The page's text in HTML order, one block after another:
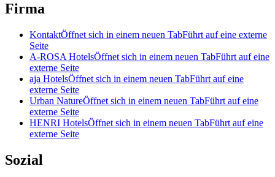
Firma
KontaktÖffnet sich in einem neuen TabFührt auf eine externe
Seite
A-ROSA HotelsÖffnet sich in einem neuen TabFührt auf eine
externe Seite
aja HotelsÖffnet sich in einem neuen TabFührt auf eine
externe Seite
Urban NatureÖffnet sich in einem neuen TabFührt auf eine
externe Seite
HENRI HotelsÖffnet sich in einem neuen TabFührt auf eine
externe Seite
Sozial